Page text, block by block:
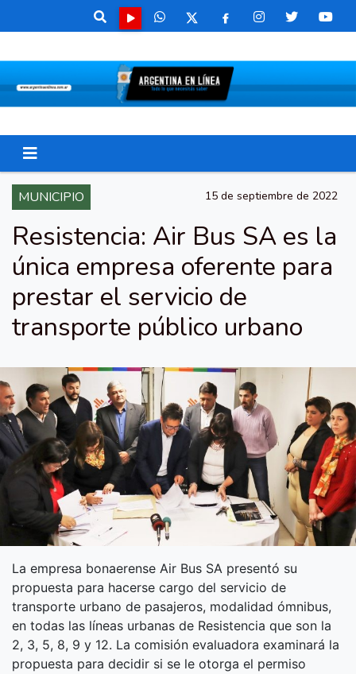
MUNICIPIO 15 de septiembre de 2022
Resistencia: Air Bus SA es la
única empresa oferente para
prestar el servicio de
transporte público urbano
La empresa bonaerense Air Bus SA presentó su
propuesta para hacerse cargo del servicio de
transporte urbano de pasajeros, modalidad ómnibus,
en todas las líneas urbanas de Resistencia que son la
2, 3, 5, 8, 9 y 12. La comisión evaluadora examinará la
propuesta para decidir si se le otorga el permiso